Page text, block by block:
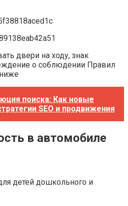
двери на ходу, знак
о соблюдении Правил
поиска: Как новые
SEO и продвижения
в автомобиле
детей дошкольного и